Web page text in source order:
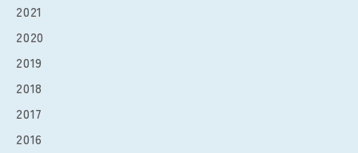
2021
2020
2019
2018
2017
2016